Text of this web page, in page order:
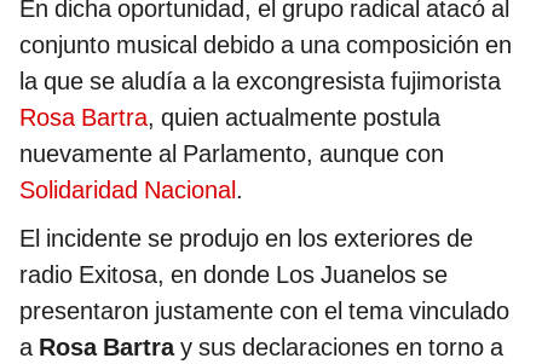
En dicha oportunidad, el grupo radical atacó al
conjunto musical debido a una composición en
la que se aludía a la excongresista fujimorista
Rosa Bartra, quien actualmente postula
nuevamente al Parlamento, aunque con
Solidaridad Nacional.
El incidente se produjo en los exteriores de
radio Exitosa, en donde Los Juanelos se
presentaron justamente con el tema vinculado
a Rosa Bartray sus declaraciones en torno a